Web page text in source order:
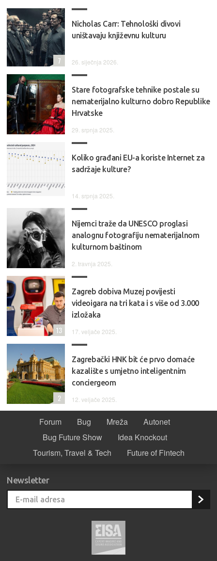
Nicholas Carr: Tehnološki divovi
uništavaju književnu kulturu
26. siječnja 2026.
7
Stare fotografske tehnike postale su
nematerijalno kulturno dobro Republike
Hrvatske
29. srpnja 2025.
Koliko građani EU-a koriste Internet za
sadržaje kulture?
14. srpnja 2025.
Nijemci traže da UNESCO proglasi
analognu fotografiju nematerijalnom
kulturnom baštinom
2. travnja 2025.
Zagreb dobiva Muzej povijesti
videoigara na tri kata i s više od 3.000
izložaka
17. veljače 2025.
13
Zagrebački HNK bit će prvo domaće
kazalište s umjetno inteligentnim
conciergeom
12. veljače 2025.
2
Forum Bug Mreža
Autonet
Bug Future Show
Idea Knockout
Tourism, Travel & Tech
Future of Fintech
Newsletter